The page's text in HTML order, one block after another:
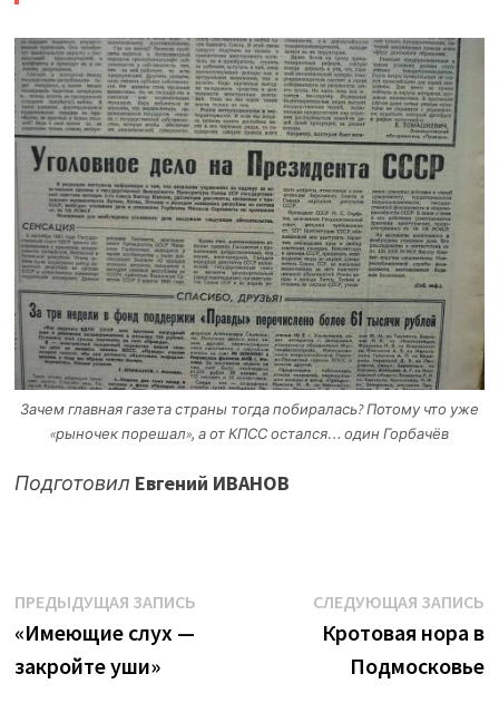
Зачем главная газета страны тогда побиралась? Потому что уже
«рыночек порешал», а от КПСС остался… один Горбачёв
Подготовил Евгений ИВАНОВ
Навигация
по
записям
ПРЕДЫДУЩАЯ ЗАПИСЬПредыдущая
«Имеющие слух —
закройте уши»
СЛЕДУЮЩАЯ ЗАПИСЬ
Кротовая нора в
Подмосковье